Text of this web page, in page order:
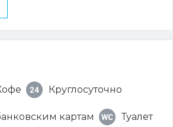
Круглосуточно
картам Туалет